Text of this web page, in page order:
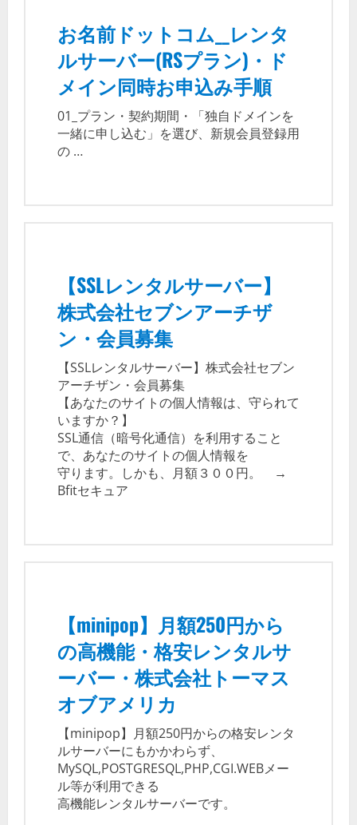
お名前ドットコム__レンタ
ルサーバー(RSプラン)・ド
メイン同時お申込み手順
01_プラン・契約期間・「独自ドメインを
一緒に申し込む」を選び、新規会員登録用
の …
【SSLレンタルサーバー】
株式会社セブンアーチザ
ン・会員募集
【SSLレンタルサーバー】株式会社セブン
アーチザン・会員募集
【あなたのサイトの個人情報は、守られて
いますか？】
SSL通信（暗号化通信）を利用すること
で、あなたのサイトの個人情報を
守ります。しかも、月額３００円。 →
Bfitセキュア
【minipop】月額250円から
の高機能・格安レンタルサ
ーバー・株式会社トーマス
オブアメリカ
【minipop】月額250円からの格安レンタ
ルサーバーにもかかわらず、
MySQL,POSTGRESQL,PHP,CGI.WEBメー
ル等が利用できる
高機能レンタルサーバーです。